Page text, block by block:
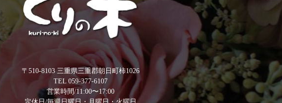
〒510-8103 三重県三重郡朝日町柿1026
TEL 059-377-6107
営業時間/11:00〜17:00